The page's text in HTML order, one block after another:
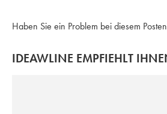
Haben Sie ein Problem bei diesem
IDEAWLINE EMPFIEHLT